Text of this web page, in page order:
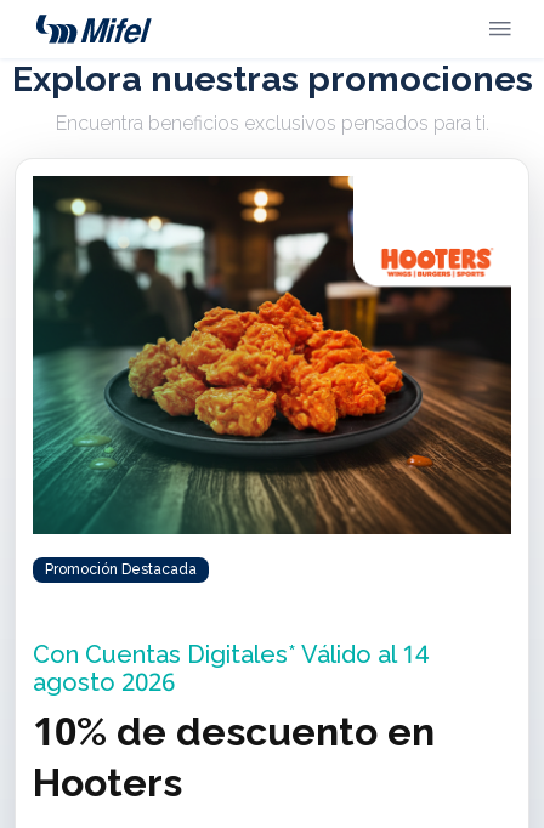
Explora nuestras promociones
Encuentra beneficios exclusivos pensados para ti.
Promoción Destacada
Con Cuentas Digitales* Válido al 14
agosto 2026
10% de descuento en
Hooters